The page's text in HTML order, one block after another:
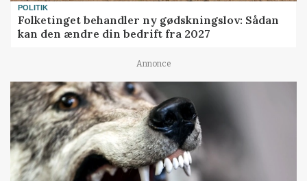
POLITIK
Folketinget behandler ny gødskningslov: Sådan
kan den ændre din bedrift fra 2027
Annonce